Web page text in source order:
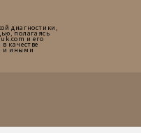
диагностики,
полагаясь
и его
качестве
и иными